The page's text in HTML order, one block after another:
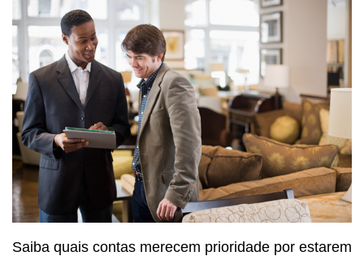
Saiba quais contas merecem prioridade por estarem